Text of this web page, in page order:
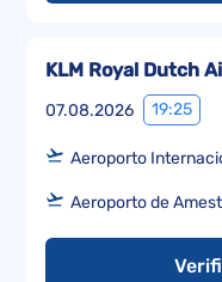
07.08.2026 19:25
KLM Royal Dutch
Aeroporto
Aeroporto de